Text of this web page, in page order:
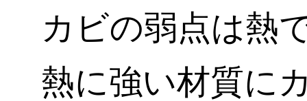
カビの弱点は熱
熱に強い材質に